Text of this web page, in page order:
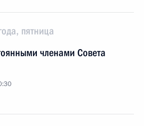
пятница
членами Совета